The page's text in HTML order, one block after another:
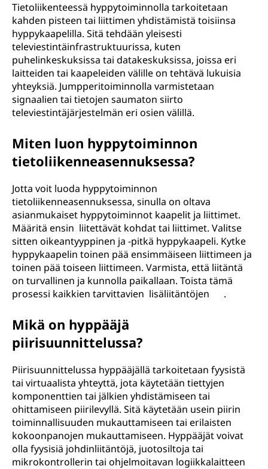
Tietoliikenteessä hyppytoiminnolla tarkoitetaan
kahden pisteen tai liittimen yhdistämistä toisiinsa
hyppykaapelilla. Sitä tehdään yleisesti
televiestintäinfrastruktuurissa, kuten
puhelinkeskuksissa tai datakeskuksissa, joissa eri
laitteiden tai kaapeleiden välille on tehtävä lukuisia
yhteyksiä. Jumpperitoiminnolla varmistetaan
signaalien tai tietojen saumaton siirto
televiestintäjärjestelmän eri osien välillä.
Miten luon hyppytoiminnon
tietoliikenneasennuksessa?
Jotta voit luoda hyppytoiminnon
tietoliikenneasennuksessa, sinulla on oltava
asianmukaiset hyppytoiminnot kaapelit ja liittimet.
Määritä ensin liitettävät kohdat tai liittimet. Valitse
sitten oikeantyyppinen ja -pitkä hyppykaapeli. Kytke
hyppykaapelin toinen pää ensimmäiseen liittimeen ja
toinen pää toiseen liittimeen. Varmista, että liitäntä
on turvallinen ja kunnolla paikallaan. Toista tämä
prosessi kaikkien tarvittavien lisäliitäntöjen .
Mikä on hyppääjä
piirisuunnittelussa?
Piirisuunnittelussa hyppääjällä tarkoitetaan fyysistä
tai virtuaalista yhteyttä, jota käytetään tiettyjen
komponenttien tai jälkien yhdistämiseen tai
ohittamiseen piirilevyllä. Sitä käytetään usein piirin
toiminnallisuuden mukauttamiseen tai erilaisten
kokoonpanojen mukauttamiseen. Hyppääjät voivat
olla fyysisiä johdinliitäntöjä, juotosiltoja tai
mikrokontrollerin tai ohjelmoitavan logiikkalaitteen